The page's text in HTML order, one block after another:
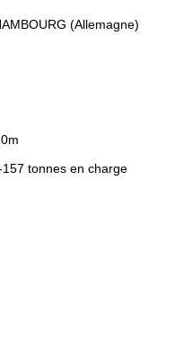
(Allemagne)
tonnes en charge